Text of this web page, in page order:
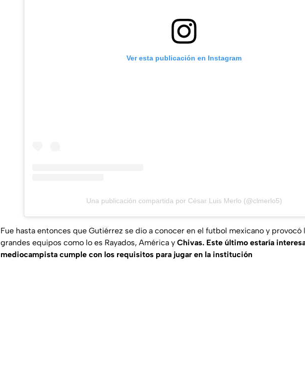
Ver esta publicación en Instagram
Una publicación compartida por César Luis Merlo (@clmerlo5)
Fue hasta entonces que Gutiérrez se dio a conocer en el futbol mexicano y provocó
grandes equipos como lo es Rayados, América y Chivas. Este último estaría
mediocampista cumple con los requisitos para jugar en la institución